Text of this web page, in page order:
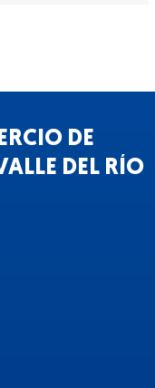
DE
DEL RÍO